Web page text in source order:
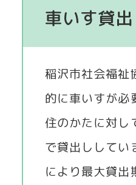
車いす貸出
稲沢市社会福祉
的に車いすが必
住のかたに対し
で貸出ししてい
により最大貸出